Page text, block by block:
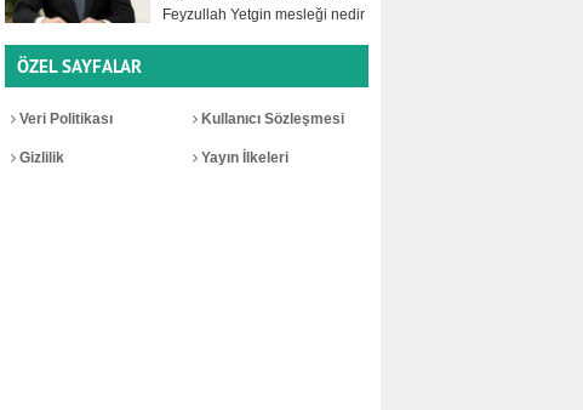
Feyzullah Yetgin mesleği nedir
ÖZEL SAYFALAR
Veri Politikası Kullanıcı Sözleşmesi
Gizlilik Yayın İlkeleri